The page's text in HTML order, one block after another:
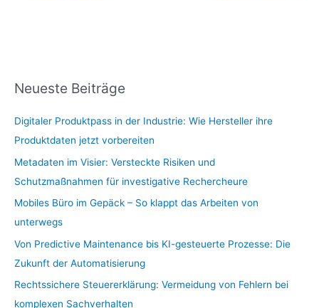
Neueste Beiträge
Digitaler Produktpass in der Industrie: Wie Hersteller ihre
Produktdaten jetzt vorbereiten
Metadaten im Visier: Versteckte Risiken und
Schutzmaßnahmen für investigative Rechercheure
Mobiles Büro im Gepäck – So klappt das Arbeiten von
unterwegs
Von Predictive Maintenance bis KI-gesteuerte Prozesse: Die
Zukunft der Automatisierung
Rechtssichere Steuererklärung: Vermeidung von Fehlern bei
komplexen Sachverhalten